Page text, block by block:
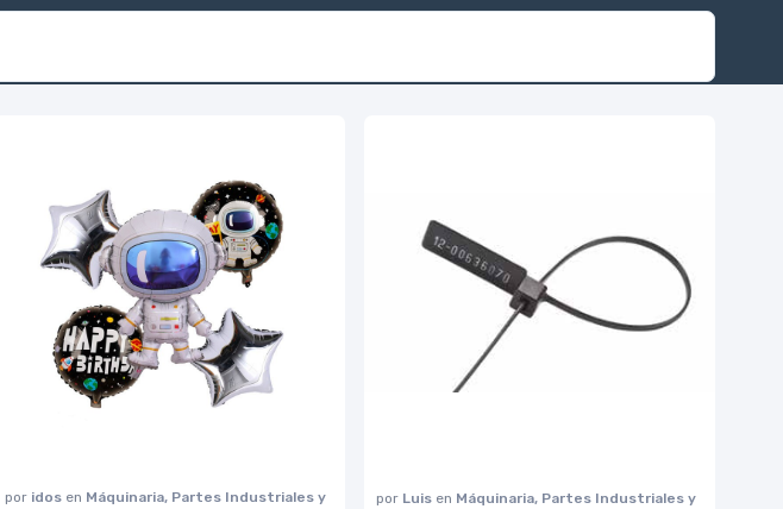
por idos en Máquinaria, Partes Industriales y
por Luis en Máquinaria, Partes Industriales y